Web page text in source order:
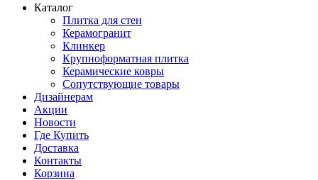
Каталог
Плитка для стен
Керамогранит
Клинкер
Крупноформатная плитка
Керамические ковры
Сопутствующие товары
Дизайнерам
Акции
Новости
Где Купить
Доставка
Контакты
Корзина